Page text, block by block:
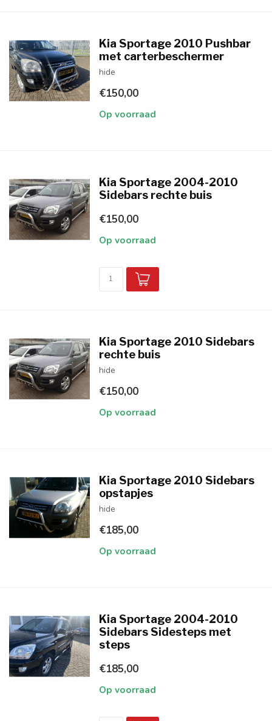
Kia Sportage 2010 Pushbar
met carterbeschermer
hide
€150,00
Op voorraad
Kia Sportage 2004-2010
Sidebars rechte buis
€150,00
Op voorraad
Kia Sportage 2010 Sidebars
rechte buis
hide
€150,00
Op voorraad
Kia Sportage 2010 Sidebars
opstapjes
hide
€185,00
Op voorraad
Kia Sportage 2004-2010
Sidebars Sidesteps met
steps
€185,00
Op voorraad